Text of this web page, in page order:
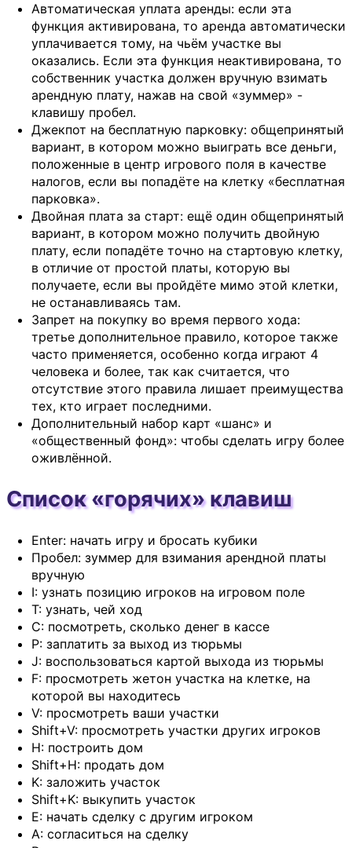
Автоматическая уплата аренды: если эта
функция активирована, то аренда автоматически
уплачивается тому, на чьём участке вы
оказались. Если эта функция неактивирована, то
собственник участка должен вручную взимать
арендную плату, нажав на свой «зуммер» -
клавишу пробел.
Джекпот на бесплатную парковку: общепринятый
вариант, в котором можно выиграть все деньги,
положенные в центр игрового поля в качестве
налогов, если вы попадёте на клетку «бесплатная
парковка».
Двойная плата за старт: ещё один общепринятый
вариант, в котором можно получить двойную
плату, если попадёте точно на стартовую клетку,
в отличие от простой платы, которую вы
получаете, если вы пройдёте мимо этой клетки,
не останавливаясь там.
Запрет на покупку во время первого хода:
третье дополнительное правило, которое также
часто применяется, особенно когда играют 4
человека и более, так как считается, что
отсутствие этого правила лишает преимущества
тех, кто играет последними.
Дополнительный набор карт «шанс» и
«общественный фонд»: чтобы сделать игру более
оживлённой.
Список «горячих» клавиш
Enter: начать игру и бросать кубики
Пробел: зуммер для взимания арендной платы
вручную
I: узнать позицию игроков на игровом поле
T: узнать, чей ход
C: посмотреть, сколько денег в кассе
P: заплатить за выход из тюрьмы
J: воспользоваться картой выхода из тюрьмы
F: просмотреть жетон участка на клетке, на
которой вы находитесь
V: просмотреть ваши участки
Shift+V: просмотреть участки других игроков
H: построить дом
Shift+H: продать дом
K: заложить участок
Shift+K: выкупить участок
E: начать сделку с другим игроком
A: согласиться на сделку